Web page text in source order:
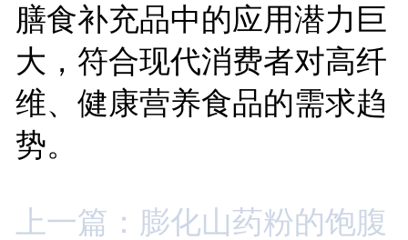
膳食补充品中的应用潜力巨
大，符合现代消费者对高纤
维、健康营养食品的需求趋
势。
上一篇：膨化山药粉的饱腹